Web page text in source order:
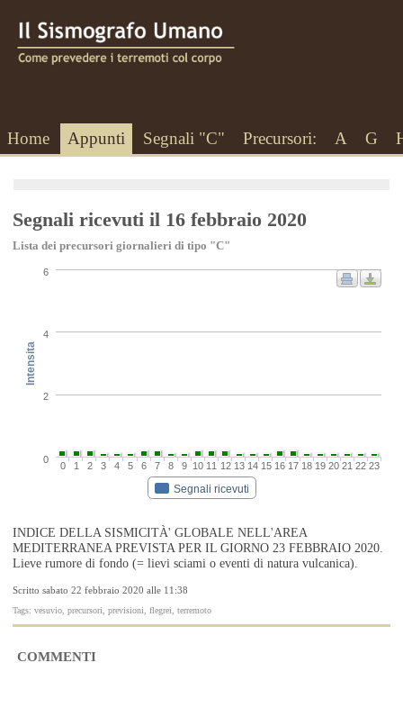
Home Appunti Segnali "C" Precursori: A G
Segnali ricevuti il 16 febbraio 2020
Lista dei precursori giornalieri di tipo "C"
Intensita
Segnali ricevuti
0 1 2 3 4 5 6 7 8 9 10 11 12 13 14 15 16 17 18 19 20 21 22 23
0
2
4
6
INDICE DELLA SISMICITÀ' GLOBALE NELL'AREA
MEDITERRANEA PREVISTA PER IL GIORNO 23 FEBBRAIO 2020.
Lieve rumore di fondo (= lievi sciami o eventi di natura vulcanica).
Scritto sabato 22 febbraio 2020 alle 11:38
Tags: vesuvio, precursori, previsioni, flegrei, terremoto
COMMENTI